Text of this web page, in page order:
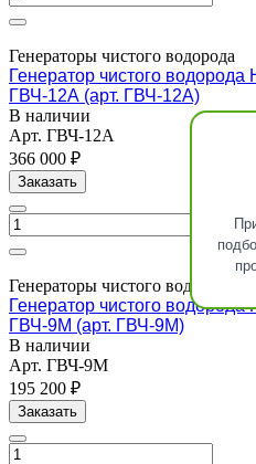
Генераторы чистого водорода
Генератор чистого
ГВЧ-12А (арт. ГВЧ-12А)
В наличии
Арт. ГВЧ-12А
366 000 ₽
Заказать
Генераторы чистого водорода
Генератор чистого
ГВЧ-9М (арт. ГВЧ-9М)
В наличии
Арт. ГВЧ-9М
195 200 ₽
Заказать